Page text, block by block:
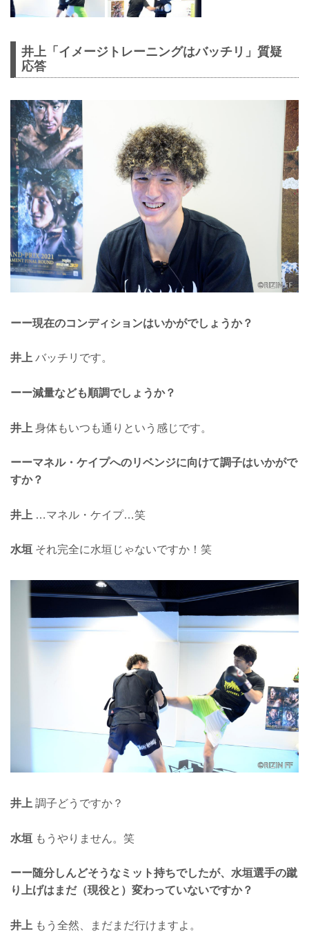
井上「イメージトレーニングはバッチリ」質疑
応答
ーー現在のコンディションはいかがでしょうか？
井上 バッチリです。
ーー減量なども順調でしょうか？
井上 身体もいつも通りという感じです。
ーーマネル・ケイプへのリベンジに向けて調子はいかがで
すか？
井上 …マネル・ケイプ…笑
水垣 それ完全に水垣じゃないですか！笑
井上 調子どうですか？
水垣 もうやりません。笑
ーー随分しんどそうなミット持ちでしたが、水垣選手の蹴
り上げはまだ（現役と）変わっていないですか？
井上 もう全然、まだまだ行けますよ。